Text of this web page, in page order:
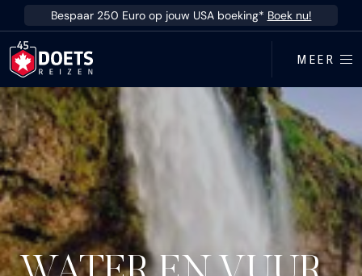
Ga direct naar inhoud
Bespaar 250 Euro op jouw USA boeking* Boek nu!
MEER